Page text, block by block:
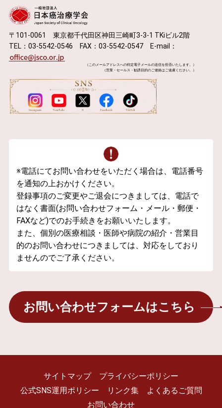
〒101-0061 東京都千代田区神田三崎町3-3-1 TKiビル2階
TEL：03-5542-0546 FAX：03-5542-0547 E-mail：
（このメールアドレスへの特定電子メールの送信を拒否いたします。）
（営業・セールス・勧誘目的のご連絡はご遠慮ください。）
※電話にてお問い合わせをいただく場合は、電話番号
を通知の上おかけください。
登録事項のご変更やご退会につきましては、電話で
はなく書面(お問い合わせフォーム・メール・郵便・
FAXなど)でのお手続きをお願いいたします。
また、個別の医療相談・医師や病院の紹介・営業目
的のお問い合わせにつきましては、対応をしており
ませんのでご了承ください。
お問い合わせフォームはこちら
サイトマップ
プライバシーポリシー
公式SNS運用ポリシー
リンク集
よくあるご質問
お問い合わせ